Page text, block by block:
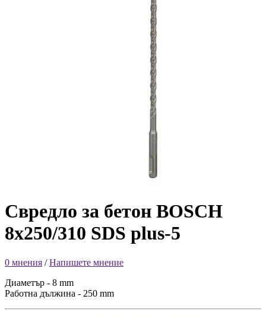
Свредло за бетон BOSCH
8x250/310 SDS plus-5
0 мнения /Напишете мнение
Диаметър - 8 mm
Работна дължина - 250 mm